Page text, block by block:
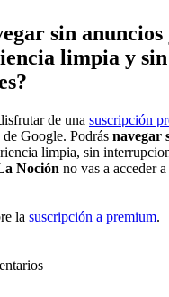
sin
limpia y sin
de una suscripción
Google. Podrás navegar
limpia, sin
Noción no vas a acceder
la suscripción a premium.